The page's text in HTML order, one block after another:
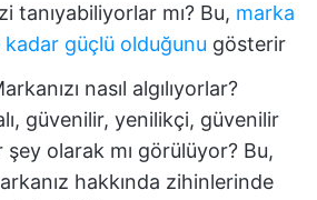
tanıyabiliyorlar mı? Bu, marka
güçlü olduğunu gösterir
nasıl algılıyorlar?
güvenilir, yenilikçi, güvenilir
olarak mı görülüyor? Bu,
hakkında zihinlerinde